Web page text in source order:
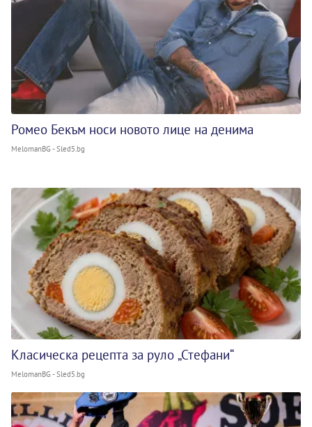
Ромео Бекъм носи новото лице на денима
MelomanBG - Sled5.bg
Класическа рецепта за руло „Стефани“
MelomanBG - Sled5.bg